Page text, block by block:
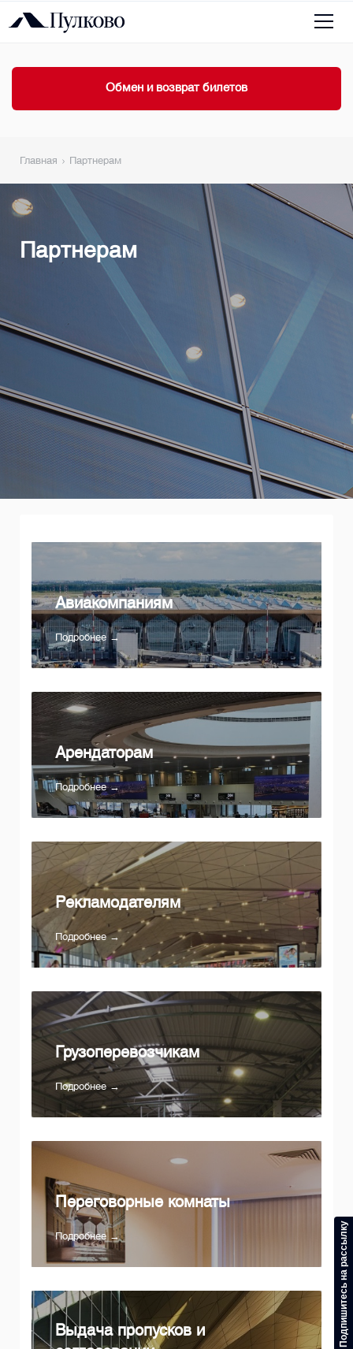
Обмен и возврат билетов
Главная Партнерам
Партнерам
Авиакомпаниям
Подробнее →
Арендаторам
Подробнее →
Рекламодателям
Подробнее →
Грузоперевозчикам
Подробнее →
Переговорные комнаты
Подробнее →
Выдача пропусков и
Подпишитесь на рассылку